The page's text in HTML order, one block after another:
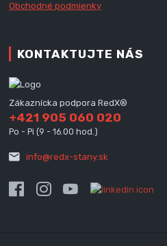
Obchodné podmienky
KONTAKTUJTE NÁS
Zákaznícka podpora RedX®
+421 905 060 020
Po - Pi (9 - 16.00 hod.)
info@redx-stany.sk